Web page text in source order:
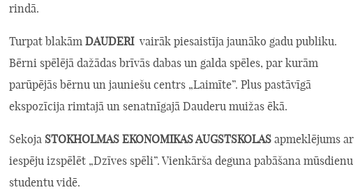
rindā.
Turpat blakām DAUDERIvairāk piesaistīja jaunāko gadu publiku.
Bērni spēlējā dažādas brīvās dabas un galda spēles, par kurām
parūpējās bērnu un jauniešu centrs „Laimīte”. Plus pastāvīgā
ekspozīcija rimtajā un senatnīgajā Dauderu muižas ēkā.
Sekoja STOKHOLMAS EKONOMIKAS AUGSTSKOLAS apmeklējums ar
iespēju izspēlēt „Dzīves spēli”. Vienkārša deguna pabāšana mūsdienu
studentu vidē.